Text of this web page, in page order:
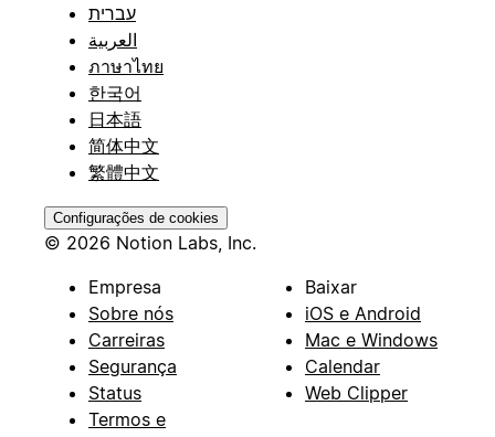
עברית
العربية
ภาษาไทย
한국어
日本語
简体中文
繁體中文
Configurações de cookies
© 2026 Notion Labs, Inc.
Empresa
Sobre nós
Carreiras
Segurança
Status
Termos e
Baixar
iOS e Android
Mac e Windows
Calendar
Web Clipper